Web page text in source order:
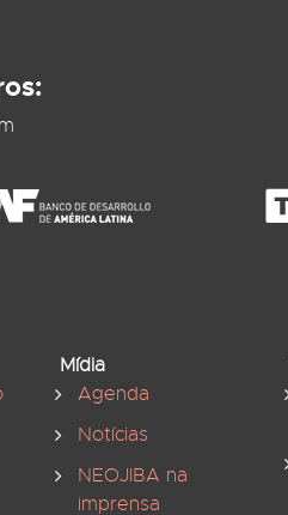
Mídia
Agenda
Notícias
NEOJIBA na
imprensa